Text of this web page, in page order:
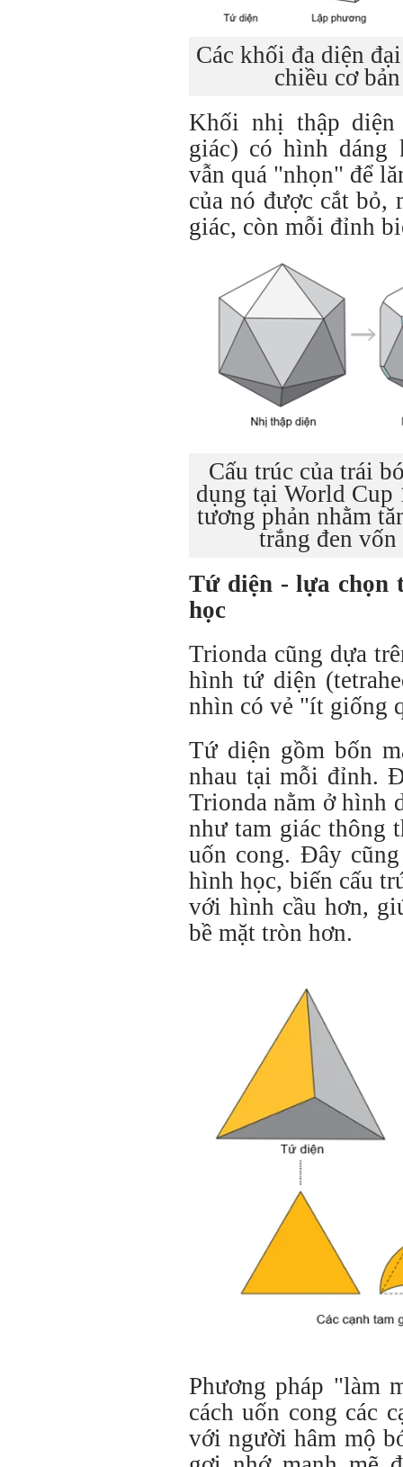
Các khối đa diện
chiều cơ
Khối nhị thập diện
giác) có hình dáng
vẫn quá "nhọn" để
của nó được cắt bỏ,
giác, còn mỗi đỉnh
Cấu trúc của trái
dụng tại World Cup
tương phản nhằm
trắng đen
Tứ diện - lựa chọn
học
Trionda cũng dựa
hình tứ diện
nhìn có vẻ "ít giống
Tứ diện gồm bốn
nhau tại mỗi đỉnh.
Trionda nằm ở hình
như tam giác thông
uốn cong. Đây
hình học, biến cấu
với hình cầu hơn,
bề mặt tròn hơn.
Phương pháp "làm
cách uốn cong các
với người hâm mộ